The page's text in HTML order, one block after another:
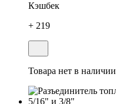
Кэшбек
+ 219
Товара нет в наличии